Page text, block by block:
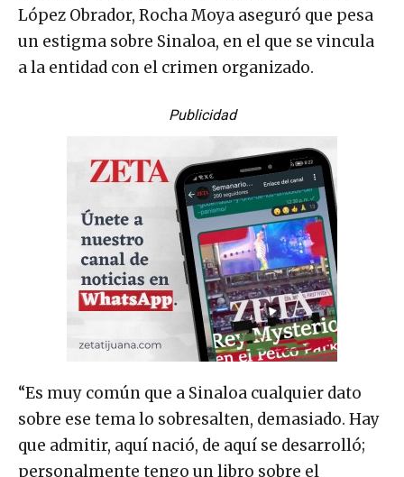
López Obrador, Rocha Moya aseguró que pesa
un estigma sobre Sinaloa, en el que se vincula
a la entidad con el crimen organizado.
Publicidad
“Es muy común que a Sinaloa cualquier dato
sobre ese tema lo sobresalten, demasiado. Hay
que admitir, aquí nació, de aquí se desarrolló;
personalmente tengo un libro sobre el